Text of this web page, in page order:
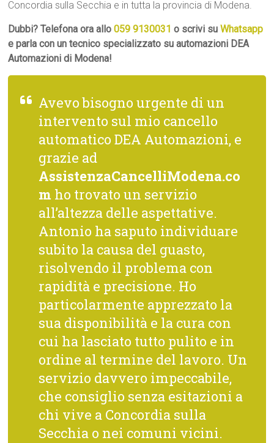
Concordia sulla Secchia e in tutta la provincia di Modena.
Dubbi? Telefona ora allo059 9130031 o scrivi suWhatsapp
e parla con un tecnico specializzato su automazioni DEA
Automazioni di Modena!
Avevo bisogno urgente di un
intervento sul mio cancello
automatico DEA Automazioni, e
grazie ad
AssistenzaCancelliModena.co
m ho trovato un servizio
all’altezza delle aspettative.
Antonio ha saputo individuare
subito la causa del guasto,
risolvendo il problema con
rapidità e precisione. Ho
particolarmente apprezzato la
sua disponibilità e la cura con
cui ha lasciato tutto pulito e in
ordine al termine del lavoro. Un
servizio davvero impeccabile,
che consiglio senza esitazioni a
chi vive a Concordia sulla
Secchia o nei comuni vicini.